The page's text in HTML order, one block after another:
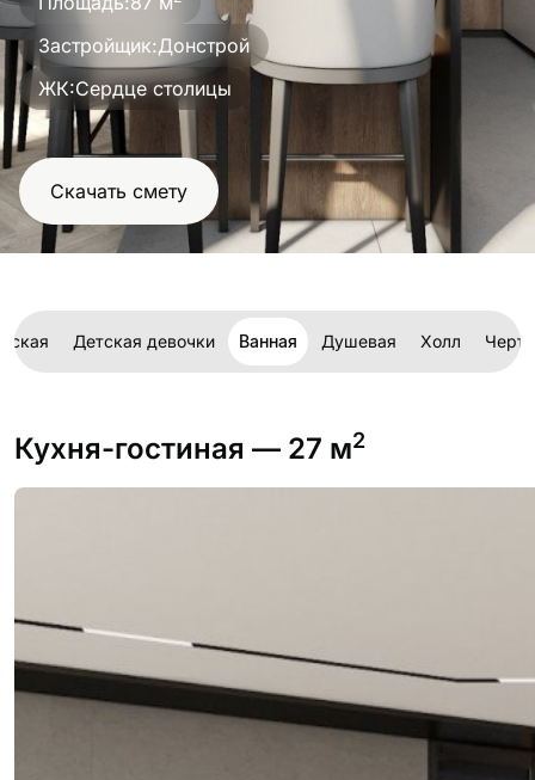
Застройщик:Донстрой
ЖК:Сердце столицы
Скачать смету
Детская девочки Ванная Душевая Холл
Кухня-гостиная — 27 м2